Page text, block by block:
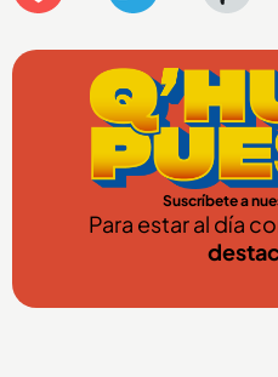
Suscríbete a
Para estar al día